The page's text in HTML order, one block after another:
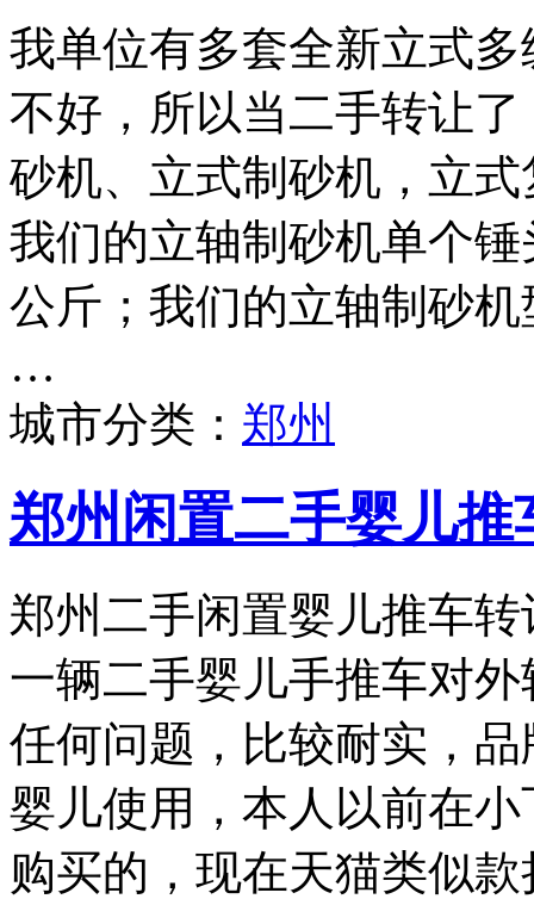
我单位有多套全新立式
不好，所以当二手转让
砂机、立式制砂机，立
我们的立轴制砂机单个
公斤；我们的立轴制砂
…
城市分类： 郑州
郑州闲置二手婴儿推
郑州二手闲置婴儿推车
一辆二手婴儿手推车对
任何问题，比较耐实，品
婴儿使用，本人以前在
购买的，现在天猫类似